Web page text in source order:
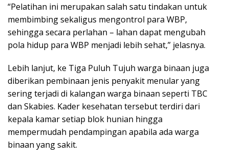
“Pelatihan ini merupakan salah satu tindakan untuk
membimbing sekaligus mengontrol para WBP,
sehingga secara perlahan – lahan dapat mengubah
pola hidup para WBP menjadi lebih sehat,” jelasnya.
Lebih lanjut, ke Tiga Puluh Tujuh warga binaan juga
diberikan pembinaan jenis penyakit menular yang
sering terjadi di kalangan warga binaan seperti TBC
dan Skabies. Kader kesehatan tersebut terdiri dari
kepala kamar setiap blok hunian hingga
mempermudah pendampingan apabila ada warga
binaan yang sakit.